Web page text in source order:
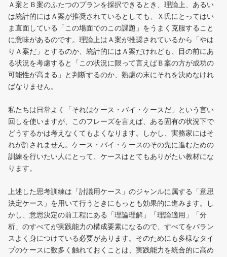
Ａ案とＢ案のふたつのプランを採択できるとき、理論上、あるい
は統計的にはＡ案が推奨されているとしても、Ｘ氏にとってはい
ま直面している「この場面でのこの課題」をうまく克服すること
に意味があるのです。理論上はＡ案が推奨されているから「やは
りＡ案だ」とするのか、統計的にはＡ案だけれども、目の前にあ
る状況を考慮すると「この状況に限って言えばＢ案の方が成功の
可能性が高まる」と判断するのか、熟慮の末にそれを決めなけれ
ばなりません。
私たちは日常よく「それはケース・バイ・ケースだ」という言い
回しを使いますが、このフレーズを言えば、ある固有の状況下で
どうするかは考えなくてもよくなります。しかし、実務家にはそ
れが許されません。ケース・バイ・ケースのその先に進むための
訓練を行いたい人にとって、ケースはとてもありがたい教材にな
ります。
上述した思考訓練は「討議用ケース」のジャンルに属する「意思
決定ケース」を用いて行うときにもっとも効果的に進みます。し
かし、意思決定の前工程にある「理論理解」「理論適用」「分
析」のすべてが実践能力の構成要素になるので、すべてをバラン
スよく身につけている必要があります。そのためにも多様なタイ
プのケースに数多く触れておくことは、実践能力を統合的に高め